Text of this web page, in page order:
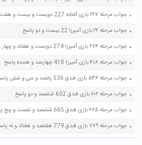
جواب مرحله ۲۲۷ بازی آفتابه 227 دویست و بیست و هفت پاسخ
جواب مرحله ۲۲ بازی آمیرزا 22 بیست و دو پاسخ
جواب مرحله ۲۷۴ بازی آمیرزا 274 دویست و هفتاد و چهار پاسخ
جواب مرحله ۴۱۸ بازی آمیرزا 418 چهارصد و هجده پاسخ
جواب مرحله ۵۳۶ بازی فندق 536 پانصد و سی و شش پاسخ
جواب مرحله ۶۰۲ بازی فندق 602 ششصد و دو پاسخ
جواب مرحله ۶۶۵ بازی فندق 665 ششصد و شصت و پنج پاسخ
جواب مرحله ۷۷۹ بازی فندق 779 هفتصد و هفتاد و نه پاسخ